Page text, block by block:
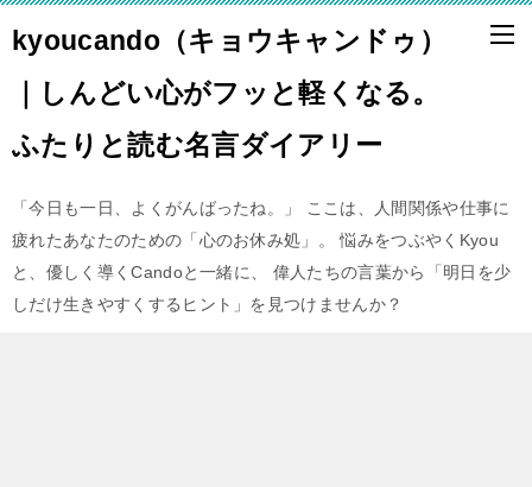
kyoucando（キョウキャンドゥ）
｜しんどい心がフッと軽くなる。
ふたりと読む名言ダイアリー
「今日も一日、よくがんばったね。」 ここは、人間関係や仕事に
疲れたあなたのための「心のお休み処」。 悩みをつぶやくKyou
と、優しく導くCandoと一緒に、 偉人たちの言葉から「明日を少
しだけ生きやすくするヒント」を見つけませんか？